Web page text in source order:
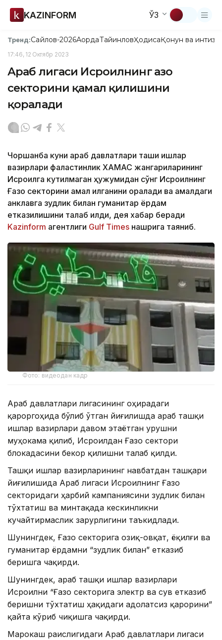
KAZINFORM ЎЗ
Тренд:Сайлов-2026АқордаТайинловҲодисаҚонун ва
17:46, 12 Октябр 2023
Араб лигаси Исроилнинг Ғазо
секторини қамал қилишини
қоралади
Чоршанба куни араб давлатлари ташқи ишлар
вазирлари фаластинлик ХАМАС жангариларининг
Исроилга кутилмаган ҳужумидан сўнг Исроилнинг
Ғазо секторини қамал қилганини қоралади ва қамалдаги
анклавга зудлик билан гуманитар ёрдам
етказилишини талаб қилди, дея хабар беради
Kazinform агентлиги Gulf Times нашрига таяниб.
Фото: видеодан кадр
Араб давлатлари лигасининг Қоҳирадаги
қароргоҳида бўлиб ўтган йиғилишда араб ташқи
ишлар вазирлари давом этаётган урушни
муҳокама қилиб, Исроилдан Ғазо сектори
блокадасини бекор қилишни талаб қилди.
Ташқи ишлар вазирларининг навбатдан ташқари
йиғилишида Араб лигаси Исроилнинг Ғазо
секторидаги ҳарбий кампаниясини зудлик билан
тўхтатиш ва минтақада кескинликни
кучайтирмаслик зарурлигини таъкидлади.
Шунингдек, Ғазо секторига озиқ-овқат, ёқилғи ва
гуманитар ёрдамни “зудлик билан” етказиб
беришга чақирди.
Шунингдек, араб ташқи ишлар вазирлари
Исроилни “Ғазо секторига электр ва сув етказиб
беришни тўхтатиш ҳақидаги адолатсиз қарорини”
қайта кўриб чиқишга чақирди.
Марокаш раислигидаги Араб давлатлари лигаси